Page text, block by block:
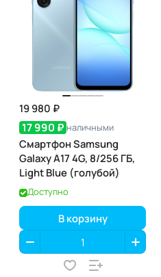
19 980 ₽
17 990 ₽ наличными
Смартфон Samsung
Galaxy A17 4G, 8/256 ГБ,
Light Blue (голубой)
Доступно
В корзину